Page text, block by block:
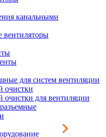
канальными
для систем вентиляции
очистки
очистки для вентиляции